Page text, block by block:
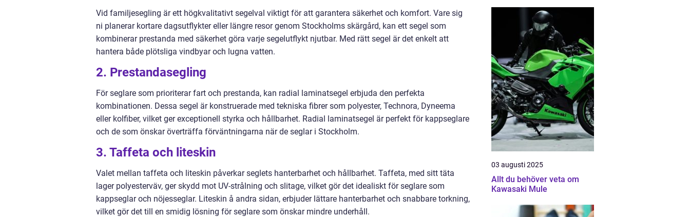
Vid familjesegling är ett högkvalitativt segelval viktigt för att garantera säkerhet och komfort. Vare sig
ni planerar kortare dagsutflykter eller längre resor genom Stockholms skärgård, kan ett segel som
kombinerar prestanda med säkerhet göra varje segelutflykt njutbar. Med rätt segel är det enkelt att
hantera både plötsliga vindbyar och lugna vatten.
2. Prestandasegling
För seglare som prioriterar fart och prestanda, kan radial laminatsegel erbjuda den perfekta
kombinationen. Dessa segel är konstruerade med tekniska fibrer som polyester, Technora, Dyneema
eller kolfiber, vilket ger exceptionell styrka och hållbarhet. Radial laminatsegel är perfekt för kappseglare
och de som önskar överträffa förväntningarna när de seglar i Stockholm.
3. Taffeta och liteskin
Valet mellan taffeta och liteskin påverkar seglets hanterbarhet och hållbarhet. Taffeta, med sitt täta
lager polyesterväv, ger skydd mot UV-strålning och slitage, vilket gör det idealiskt för seglare som
kappseglar och nöjesseglar. Liteskin å andra sidan, erbjuder lättare hanterbarhet och snabbare torkning,
vilket gör det till en smidig lösning för seglare som önskar mindre underhåll.
03 augusti 2025
Allt du behöver veta om
Kawasaki Mule